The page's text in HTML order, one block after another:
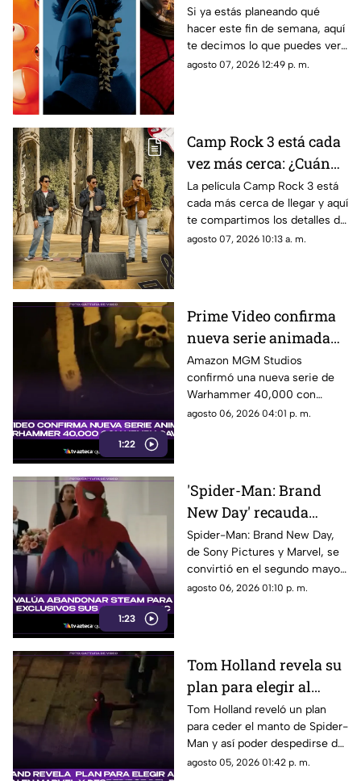
semana del 7 al 9 de
agosto de 2026?
Cartelera y
recomendaciones de
Si ya estás planeando qué
hacer este fin de semana, aquí
te decimos lo que puedes ver
en el cine en Cancún del 7 al 9
agosto 07, 2026 12:49 p. m.
Camp Rock 3 está cada
vez más cerca: ¿Cuándo
y en dónde se estrenará
la nueva película de los
Jonas Brothers?
La película Camp Rock 3 está
cada más cerca de llegar y aquí
te compartimos los detalles de
cuándo y dónde se estrenará la
agosto 07, 2026 10:13 a. m.
1:22
Prime Video confirma
nueva serie animada
de Warhammer 40,000
con Henry Cavill
Amazon MGM Studios
confirmó una nueva serie de
Warhammer 40,000 con
Henry Cavill como productor
agosto 06, 2026 04:01 p. m.
1:23
'Spider-Man: Brand
New Day' recauda
millones de dólares y
es el segundo mejor
debut de la historia
Spider-Man: Brand New Day,
de Sony Pictures y Marvel, se
convirtió en el segundo mayor
estreno de fin de semana. Aquí
agosto 06, 2026 01:10 p. m.
Tom Holland revela su
plan para elegir al
próximo Spider-Man
en Marvel y despedirse
del personaje
Tom Holland reveló un plan
para ceder el manto de Spider-
Man y así poder despedirse del
personaje. Aquí te
agosto 05, 2026 01:42 p. m.